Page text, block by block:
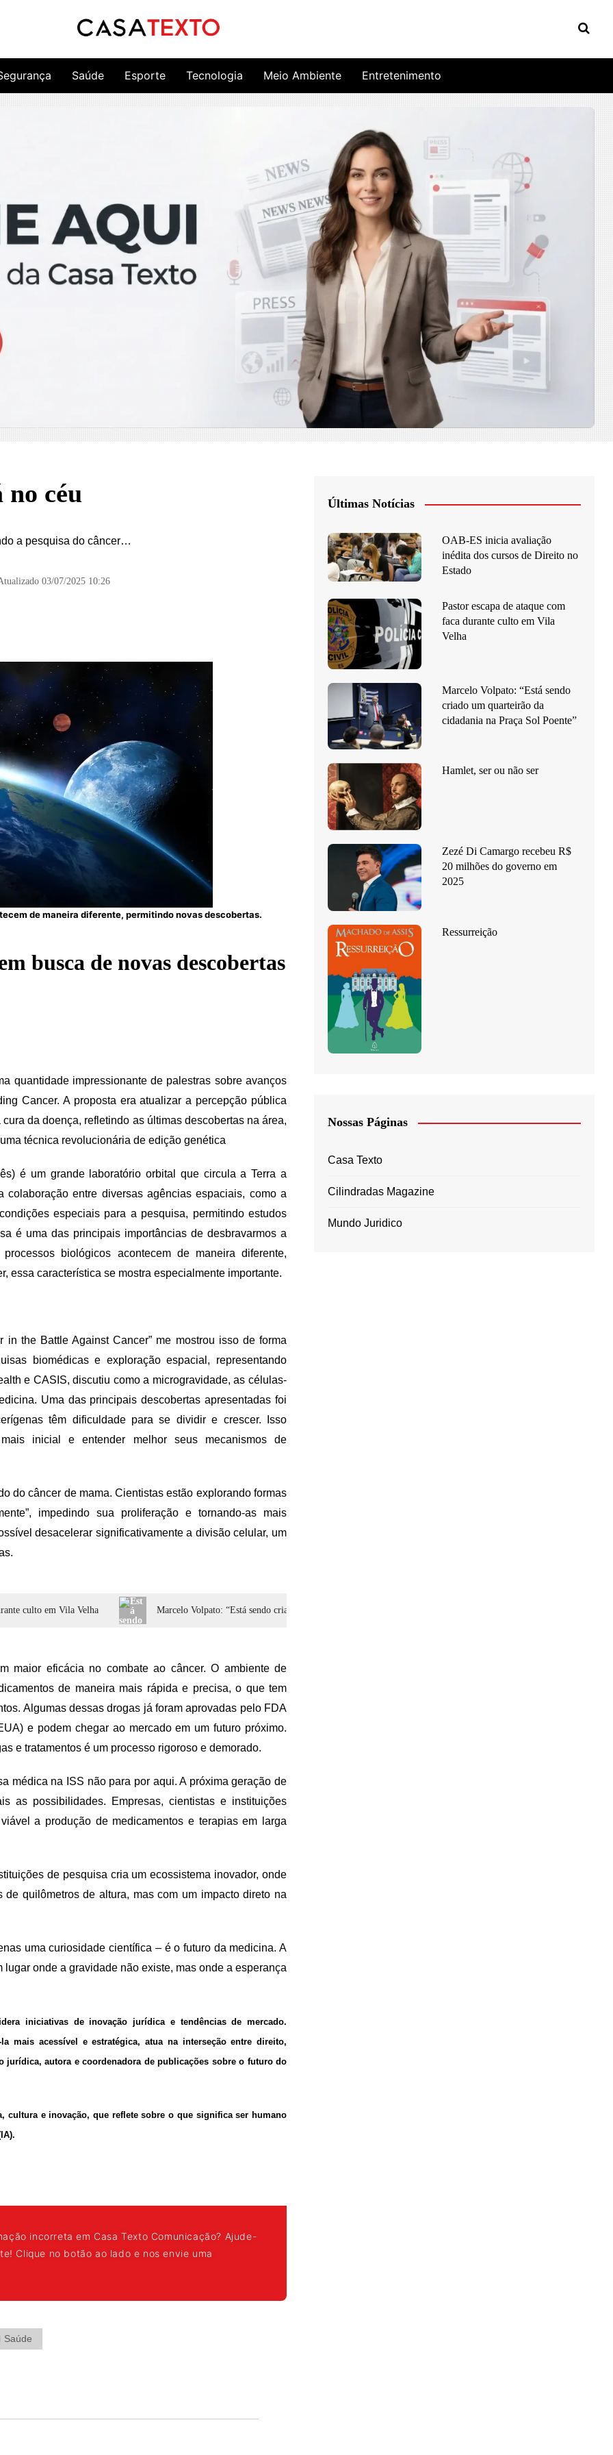
Saúde Esporte Tecnologia Meio Ambiente Entretenimento
céu
a pesquisa do câncer…
03/07/2025 10:26
de maneira diferente, permitindo novas descobertas.
busca de novas descobertas
quantidade impressionante de palestras sobre avanços
Cancer. A proposta era atualizar a percepção pública
da doença, refletindo as últimas descobertas na área,
técnica revolucionária de edição genética
é um grande laboratório orbital que circula a Terra a
entre diversas agências espaciais, como a
especiais para a pesquisa, permitindo estudos
é uma das principais importâncias de desbravarmos a
biológicos acontecem de maneira diferente,
essa característica se mostra especialmente importante.
the Battle Against Cancer” me mostrou isso de forma
biomédicas e exploração espacial, representando
e CASIS, discutiu como a microgravidade, as células-
Uma das principais descobertas apresentadas foi
têm dificuldade para se dividir e crescer. Isso
inicial e entender melhor seus mecanismos de
do câncer de mama. Cientistas estão explorando formas
impedindo sua proliferação e tornando-as mais
desacelerar significativamente a divisão celular, um
culto em Vila Velha Marcelo Volpato: “Está sendo criado um quarteirão da cidadania na Praça Sol Poente”
maior eficácia no combate ao câncer. O ambiente de
de maneira mais rápida e precisa, o que tem
Algumas dessas drogas já foram aprovadas pelo FDA
e podem chegar ao mercado em um futuro próximo.
e tratamentos é um processo rigoroso e demorado.
médica na ISS não para por aqui. A próxima geração de
as possibilidades. Empresas, cientistas e instituições
a produção de medicamentos e terapias em larga
de pesquisa cria um ecossistema inovador, onde
quilômetros de altura, mas com um impacto direto na
uma curiosidade científica – é o futuro da medicina. A
onde a gravidade não existe, mas onde a esperança
iniciativas de inovação jurídica e tendências de mercado.
mais acessível e estratégica, atua na interseção entre direito,
autora e coordenadora de publicações sobre o futuro do
cultura e inovação, que reflete sobre o que significa ser humano
incorreta em Casa Texto Comunicação? Ajude-
Clique no botão ao lado e nos envie uma
Saúde
Últimas Notícias
OAB-ES inicia avaliação
inédita dos cursos de Direito no
Estado
Pastor escapa de ataque com
faca durante culto em Vila
Velha
Marcelo Volpato: “Está sendo
criado um quarteirão da
cidadania na Praça Sol Poente”
Hamlet, ser ou não ser
Zezé Di Camargo recebeu R$
20 milhões do governo em
2025
Ressurreição
Nossas Páginas
Casa Texto
Cilindradas Magazine
Mundo Juridico